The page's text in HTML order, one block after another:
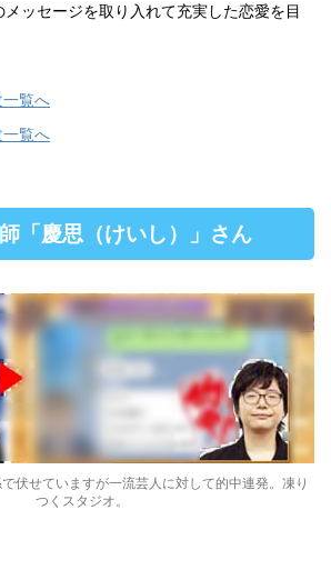
ッセージを取り入れて充実した恋愛を目
覧へ
覧へ
「慶思（けいし）」さん
伏せていますが一流芸人に対して的中連発。凍り
つくスタジオ。